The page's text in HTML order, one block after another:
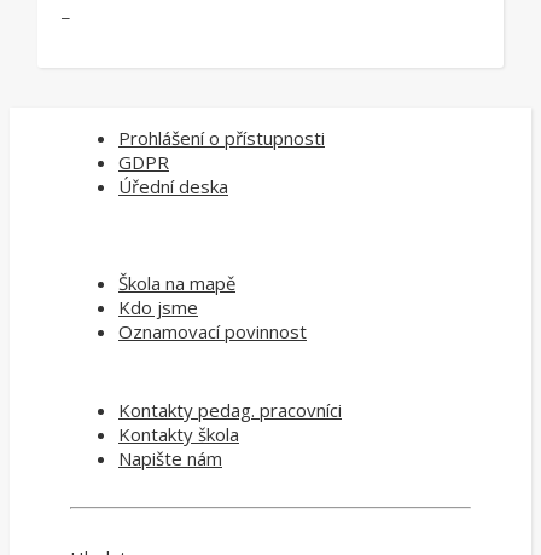
Prohlášení o přístupnosti
GDPR
Úřední deska
Škola na mapě
Kdo jsme
Oznamovací povinnost
Kontakty pedag. pracovníci
Kontakty škola
Napište nám